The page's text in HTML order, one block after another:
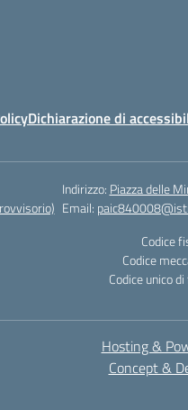
Dichiarazione di
Indirizzo: Piazza delle
Email:
Codice
Codice
Codice unico
Hosting &
Concept &